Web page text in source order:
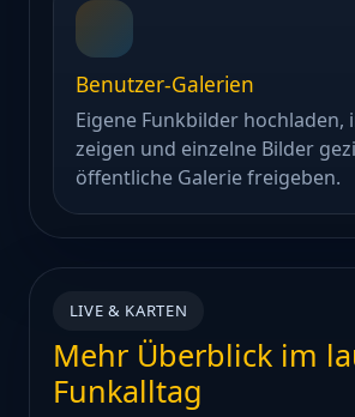
Benutzer-Galerien
Eigene Funkbilder hochladen,
zeigen und einzelne Bilder
öffentliche Galerie freigeben.
LIVE & KARTEN
Mehr Überblick im
Funkalltag